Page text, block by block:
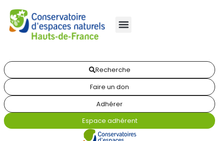
Recherche
Faire un don
Adhérer
Espace adhérent